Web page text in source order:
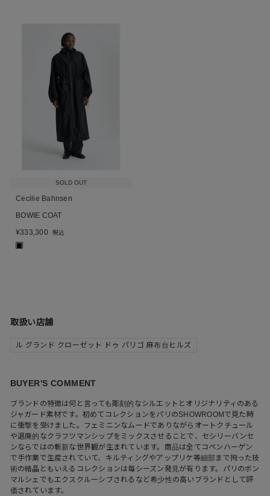
SOLD OUT
Cecilie Bahnsen
BOWIE COAT
¥333,300 税込
取扱い店舗
ル グランド クローゼット ドゥ パリゴ 麻布台ヒルズ
BUYER'S COMMENT
ブランドの特徴は何と言っても彫刻的なシルエットとオリジナリティのある
ジャガード素材です。初めてコレクションをパリのSHOWROOMで見た時
に衝撃を受けました。フェミニンなムードでありながらオートクチュール
や退廃的なクラフツマンシップをミックスさせることで、セシリーバンセ
ンならではの斬新な世界観が生まれています。商品は全てコペンハーゲン
で手作業で生産されていて、キルティングやアップリケ等細部まで拘った技
術の結晶ともいえるコレクションは毎シーズン発見が有ります。パリのボン
マルシェでもエクスクルーシブされるなど希少性の高いブランドとして評
価されています。